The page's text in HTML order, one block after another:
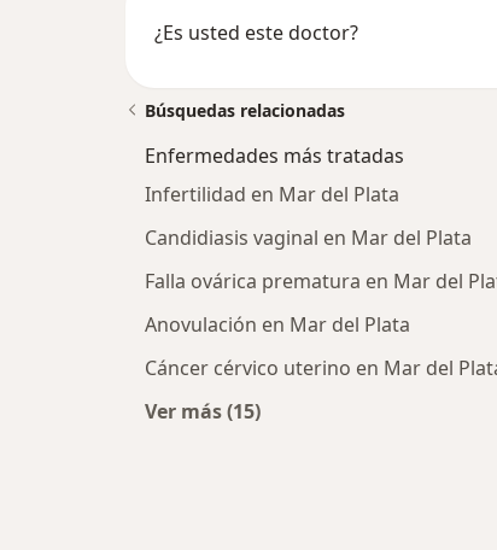
¿Es usted este doctor?
Búsquedas relacionadas
Enfermedades más tratadas
Infertilidad en Mar del Plata
Candidiasis vaginal en Mar del Plata
Falla ovárica prematura en Mar del
Anovulación en Mar del Plata
Cáncer cérvico uterino en Mar del
Ver más (15)